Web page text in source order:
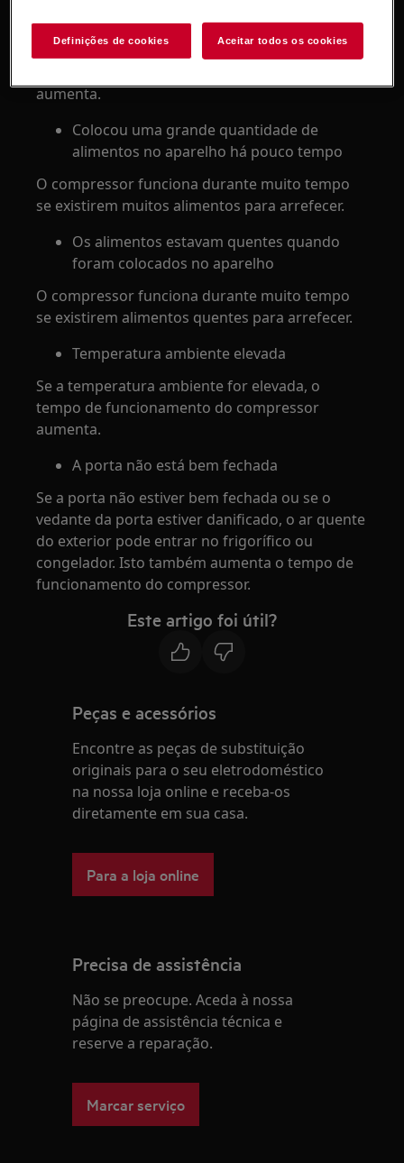
e -18 °C no máximo nos congeladores. Se a
regulação de temperatura for demasiado baixa,
aumenta.
Colocou uma grande quantidade de
alimentos no aparelho há pouco tempo
O compressor funciona durante muito tempo
se existirem muitos alimentos para arrefecer.
Os alimentos estavam quentes quando
foram colocados no aparelho
O compressor funciona durante muito tempo
se existirem alimentos quentes para arrefecer.
Temperatura ambiente elevada
Se a temperatura ambiente for elevada, o
tempo de funcionamento do compressor
aumenta.
A porta não está bem fechada
Se a porta não estiver bem fechada ou se o
vedante da porta estiver danificado, o ar quente
do exterior pode entrar no frigorífico ou
congelador. Isto também aumenta o tempo de
funcionamento do compressor.
Este artigo foi útil?
Peças e acessórios
Encontre as peças de substituição
originais para o seu eletrodoméstico
na nossa loja online e receba-os
diretamente em sua casa.
Para a loja online
Precisa de assistência
Não se preocupe. Aceda à nossa
página de assistência técnica e
reserve a reparação.
Marcar serviço
Definições de cookies Aceitar todos os cookies